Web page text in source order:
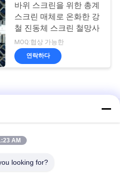
바위 스크린을 위한 총계
스크린 매체로 온화한 강
철 진동체 스크린 철망사
MOQ:협상 가능한
연락하다
채광 진동 스크린
AM
looking for?